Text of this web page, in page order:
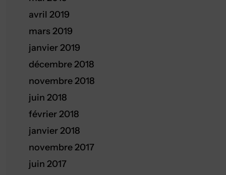
avril 2019
mars 2019
janvier 2019
décembre 2018
novembre 2018
juin 2018
février 2018
janvier 2018
novembre 2017
juin 2017